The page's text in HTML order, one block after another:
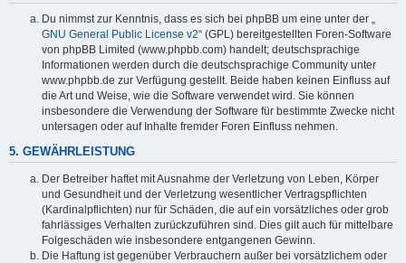
Du nimmst zur Kenntnis, dass es sich bei phpBB um eine unter der „
GNU General Public License v2“ (GPL) bereitgestellten Foren-Software
von phpBB Limited (www.phpbb.com) handelt; deutschsprachige
Informationen werden durch die deutschsprachige Community unter
www.phpbb.de zur Verfügung gestellt. Beide haben keinen Einfluss auf
die Art und Weise, wie die Software verwendet wird. Sie können
insbesondere die Verwendung der Software für bestimmte Zwecke nicht
untersagen oder auf Inhalte fremder Foren Einfluss nehmen.
5. GEWÄHRLEISTUNG
Der Betreiber haftet mit Ausnahme der Verletzung von Leben, Körper
und Gesundheit und der Verletzung wesentlicher Vertragspflichten
(Kardinalpflichten) nur für Schäden, die auf ein vorsätzliches oder grob
fahrlässiges Verhalten zurückzuführen sind. Dies gilt auch für mittelbare
Folgeschäden wie insbesondere entgangenen Gewinn.
Die Haftung ist gegenüber Verbrauchern außer bei vorsätzlichem oder